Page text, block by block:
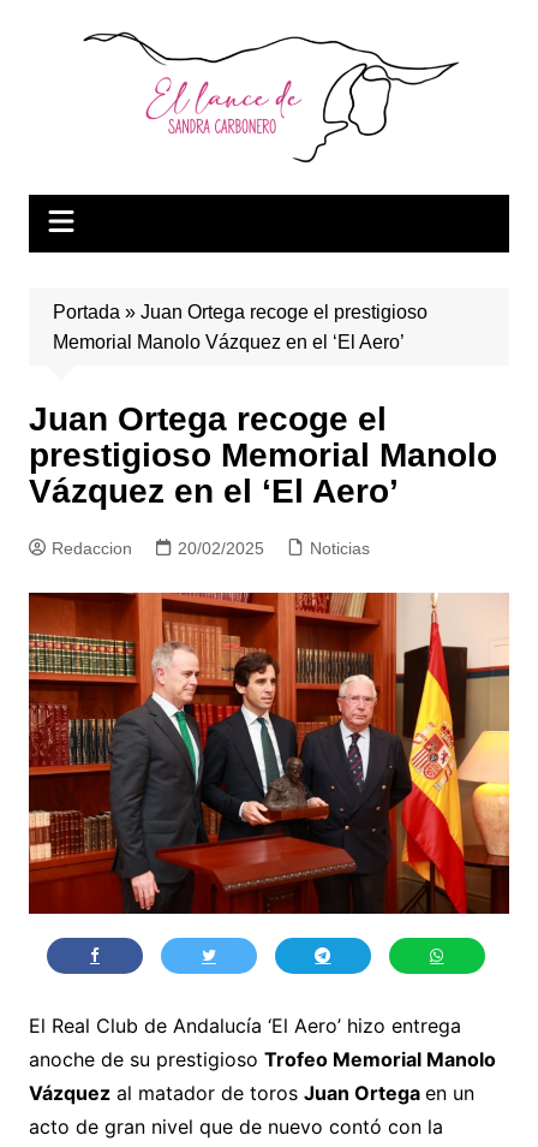
Portada » Juan Ortega recoge el prestigioso
Memorial Manolo Vázquez en el ‘El Aero’
Juan Ortega recoge el
prestigioso Memorial Manolo
Vázquez en el ‘El Aero’
Redaccion 20/02/2025 Noticias
El Real Club de Andalucía ‘El Aero’ hizo entrega
anoche de su prestigioso Trofeo Memorial Manolo
Vázquezal matador de toros Juan Ortega en un
acto de gran nivel que de nuevo contó con la